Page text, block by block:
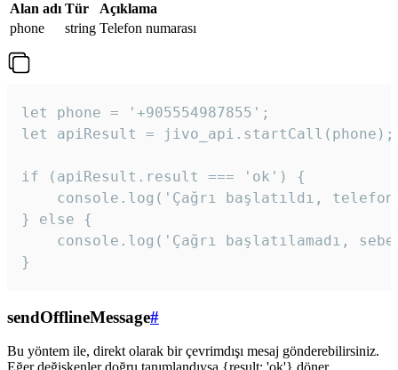
Alan adı Tür
Açıklama
phone
string Telefon numarası
let phone = '+905554987855';
let apiResult = jivo_api.startCall(phone);
if (apiResult.result === 'ok') {
console.log('Çağrı başlatıldı,
} else {
console.log('Çağrı başlatılamadı,
}
sendOfflineMessage#
Bu yöntem ile, direkt olarak bir çevrimdışı mesaj gönderebilirsiniz.